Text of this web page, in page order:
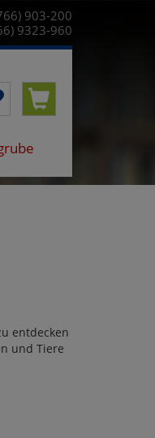
903-200
9323-960
entdecken
und Tiere